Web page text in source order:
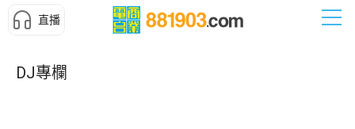
直播
DJ專欄